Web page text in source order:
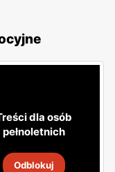
dla osób
pełnoletnich
Odblokuj